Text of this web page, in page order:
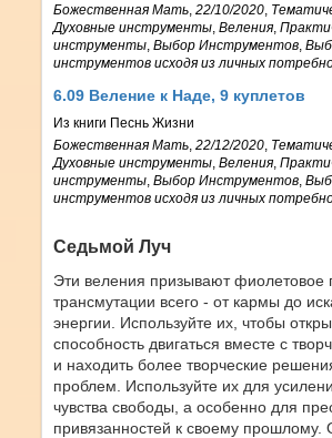
Божественная Мать,22/10/2020,
Духовные инструменты,Веления,
инструменты,Выбор Инструментов,
инструментов исходя из личных
6.09 Веление к Наде, 9 куплетов
Из книги Песнь Жизни
Божественная Мать,22/12/2020,
Духовные инструменты,Веления,
инструменты,Выбор Инструментов,
инструментов исходя из личных
Седьмой Луч
Эти веления призывают фиолетовое
трансмутации всего - от кармы до
энергии. Используйте их, чтобы
способность двигаться вместе с
и находить более творческие
проблем. Используйте их для
чувства свободы, а особенно для
привязанностей к своему прошлому.